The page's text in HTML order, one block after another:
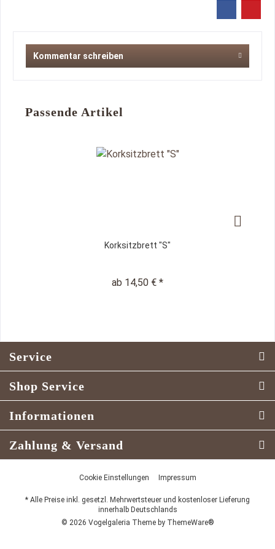
Kommentar schreiben
Passende Artikel
Korksitzbrett "S"
ab 14,50 € *
Service
Shop Service
Informationen
Zahlung & Versand
Cookie Einstellungen Impressum
* Alle Preise inkl. gesetzl. Mehrwertsteuer und kostenloser Lieferung
innerhalb Deutschlands
© 2026 Vogelgaleria Theme by ThemeWare®